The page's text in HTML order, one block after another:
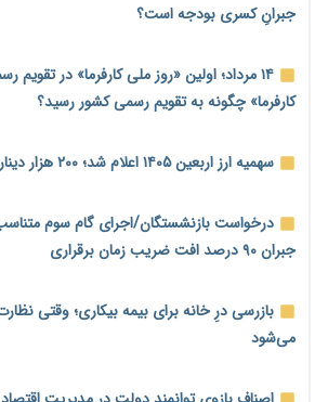
نماینده مجلس: توسعه مرزهای زمینی به راهبرد
خانه کارگر قزوین: شکاف دستمزد و هزینه
می‌شود
رئیس سازمان امور مالیاتی: بلاگرهای
مالیات هستند
کاهش می‌یابد
جبرانِ کسری بودجه است؟
۱۴ مرداد؛ اولین «روز ملی کارفرما» در
کارفرما» چگونه به تقویم رسمی کشور رسید؟
سهمیه ارز اربعین ۱۴۰۵ اعلام شد؛ ۲۰۰ هزار دینار برای هر زائر
درخواست بازنشستگان/اجرای گام سوم
جبران ۹۰ درصد افت ضریب زمان برقراری
بازرسی درِ خانه برای بیمه بیکاری؛ وقتی
می‌شود